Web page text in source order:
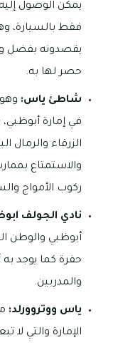
فقط بالسيارة،
يقصدونه بفضل
حصر لها به.
شاطئ ياس:
في إمارة
الزرقاء والرمال
والاستمتاع
ركوب الأمواج
نادي الجولف
حفرة كما يوجد
والمدربين.
ياس ووتروورلد:
الإمارة والتي لا